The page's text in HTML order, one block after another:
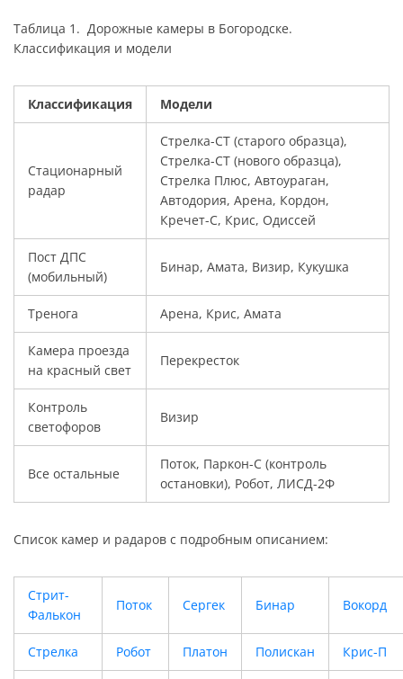
Таблица 1. Дорожные камеры в Богородске.
Классификация и модели
Классификация Модели
Стационарный
радар
Стрелка-СТ (старого образца),
Стрелка-СТ (нового образца),
Стрелка Плюс, Автоураган,
Автодория, Арена, Кордон,
Кречет-С, Крис, Одиссей
Пост ДПС
(мобильный)
Бинар, Амата, Визир, Кукушка
Тренога Арена, Крис, Амата
Камера проезда
на красный свет
Перекресток
Контроль
светофоров
Визир
Все остальные
Поток, Паркон-С (контроль
остановки), Робот, ЛИСД-2Ф
Список камер и радаров с подробным описанием:
Стрит-
Фалькон
Поток Сергек Бинар Вокорд
Стрелка Робот Платон Полискан Крис-П